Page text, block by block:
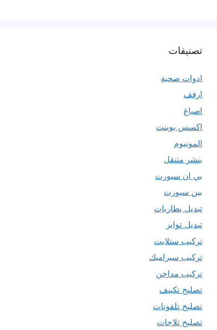
تصنيفات
ادوات صحية
ارفف
اصباغ
اكسس بوينت
المونيوم
بنشر متنقل
بي ان سبورت
بين سبورت
تبديل بطاريات
تبديل تواير
تركيب ستلايت
تركيب سيراميك
تركيب مداخن
تصليح تكييف
تصليح تلفونات
تصليح ثلاجات